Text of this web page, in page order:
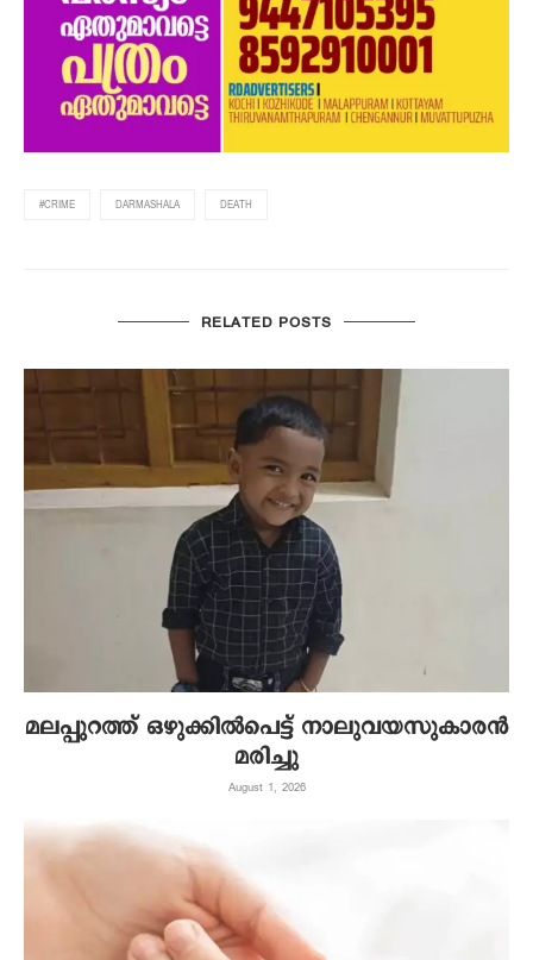
#CRIME DARMASHALA DEATH
RELATED POSTS
മലപ്പുറത്ത് ഒഴുക്കിൽപെട്ട് നാലുവയസുകാരൻ
മരിച്ചു
August 1, 2026